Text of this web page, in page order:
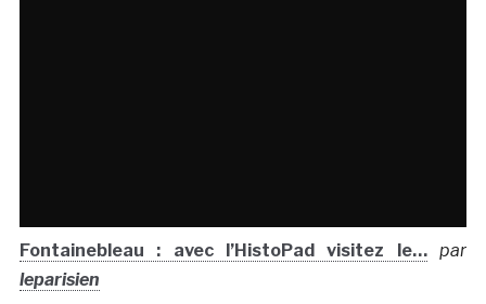
Fontainebleau : avec l’HistoPad visitez le… par
leparisien